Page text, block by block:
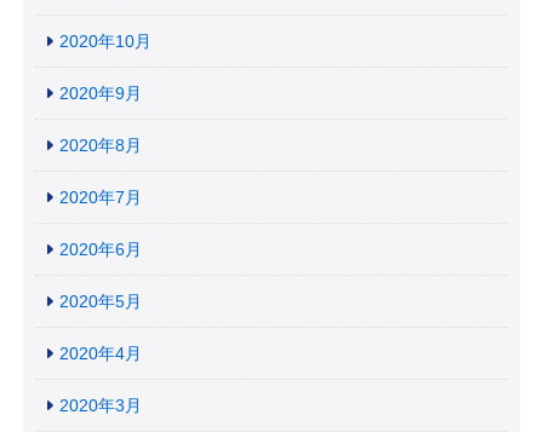
2020年10月
2020年9月
2020年8月
2020年7月
2020年6月
2020年5月
2020年4月
2020年3月